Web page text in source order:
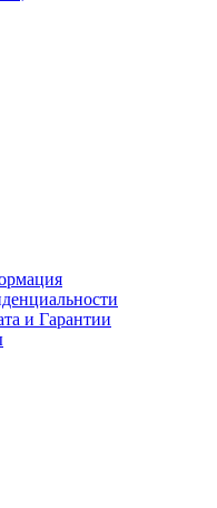
и Гарантии